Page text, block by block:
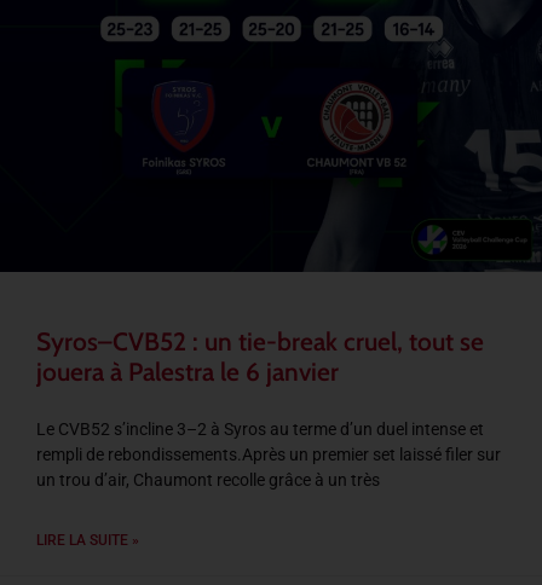
Syros–CVB52 : un tie-break cruel, tout se
jouera à Palestra le 6 janvier
Le CVB52 s’incline 3–2 à Syros au terme d’un duel intense et
rempli de rebondissements.Après un premier set laissé filer sur
un trou d’air, Chaumont recolle grâce à un très
LIRE LA SUITE »